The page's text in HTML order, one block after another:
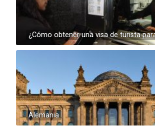
¿Cómo obtener una visa de turista
Alemania